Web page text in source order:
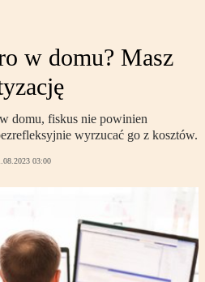
w domu? Masz
domu, fiskus nie powinien
wyrzucać go z kosztów.
03:00